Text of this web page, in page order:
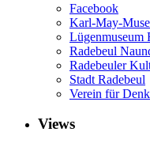
Facebook
Karl-May-
Lügenmuseum
Radebeul
Radebeuler
Stadt Radebeul
Verein für
Views